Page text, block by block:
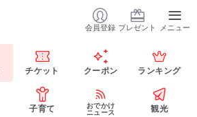
会員登録 プレゼント メニュー
チケット クーポン ランキング
子育て
おでかけ
ニュース
観光